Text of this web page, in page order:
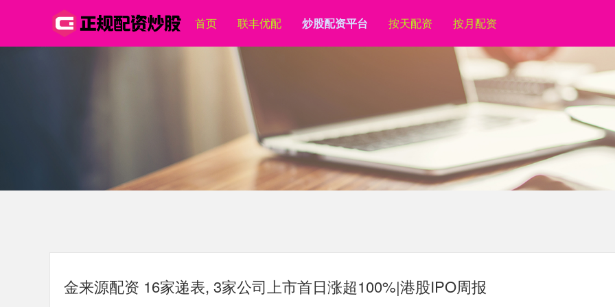
首页 联丰优配 炒股配资平台 按天配资 按月配资
金来源配资 16家递表, 3家公司上市首日涨超100%|港股IPO周报